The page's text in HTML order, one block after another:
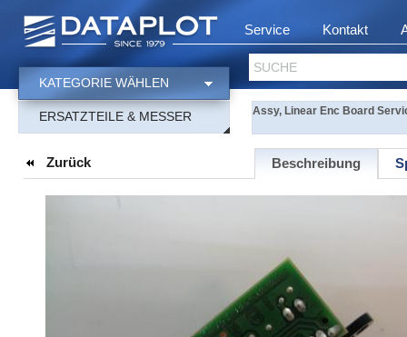
Service Kontakt
SUCHE
KATEGORIE WÄHLEN
ERSATZTEILE & MESSER Assy, Linear Enc Board
Zurück Beschreibung